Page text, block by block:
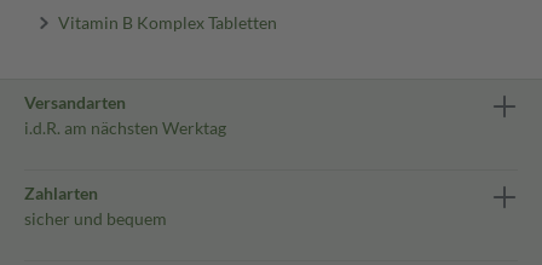
Vitamin B Komplex Tabletten
Versandarten
i.d.R. am nächsten Werktag
Zahlarten
sicher und bequem